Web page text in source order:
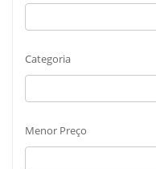
Categoria
Menor Preço